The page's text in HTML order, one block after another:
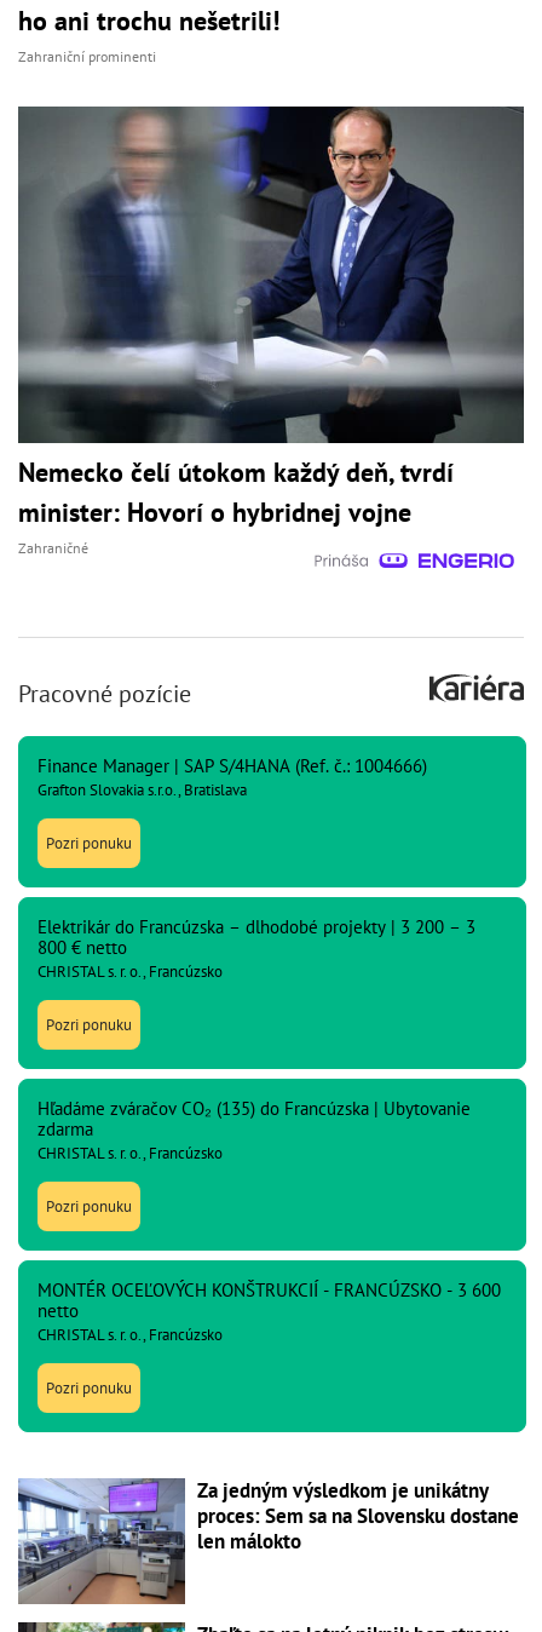
ho ani trochu nešetrili!
Zahraniční prominenti
Nemecko čelí útokom každý deň, tvrdí
minister: Hovorí o hybridnej vojne
Zahraničné
Pracovné pozície
Finance Manager | SAP S/4HANA (Ref. č.: 1004666)
Grafton Slovakia s.r.o., Bratislava
Pozri ponuku
Elektrikár do Francúzska – dlhodobé projekty | 3 200 – 3
800 € netto
CHRISTAL s. r. o., Francúzsko
Pozri ponuku
Hľadáme zváračov CO₂ (135) do Francúzska | Ubytovanie
zdarma
CHRISTAL s. r. o., Francúzsko
Pozri ponuku
MONTÉR OCEĽOVÝCH KONŠTRUKCIÍ - FRANCÚZSKO - 3 600
netto
CHRISTAL s. r. o., Francúzsko
Pozri ponuku
Za jedným výsledkom je unikátny
proces: Sem sa na Slovensku dostane
len málokto